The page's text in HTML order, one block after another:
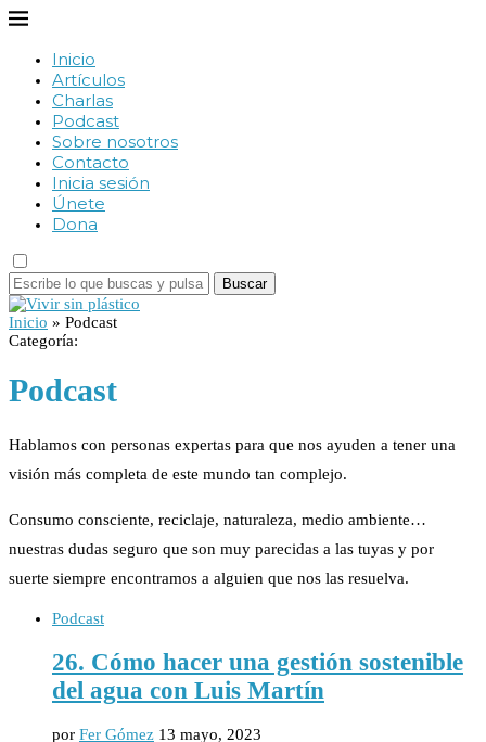
Inicio
Artículos
Charlas
Podcast
Sobre nosotros
Contacto
Inicia sesión
Únete
Dona
Buscar
Inicio » Podcast
Categoría:
Podcast
Hablamos con personas expertas para que nos ayuden a tener una
visión más completa de este mundo tan complejo.
Consumo consciente, reciclaje, naturaleza, medio ambiente…
nuestras dudas seguro que son muy parecidas a las tuyas y por
suerte siempre encontramos a alguien que nos las resuelva.
Podcast
26. Cómo hacer una gestión sostenible
del agua con Luis Martín
por Fer Gómez 13 mayo, 2023